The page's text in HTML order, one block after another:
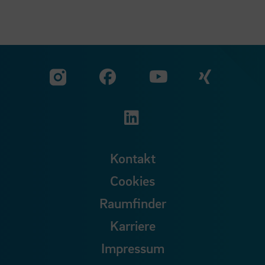
Zu unserer Facebook
Zu
Zu unserer
Kontakt
Cookies
Raumfinder
Karriere
Impressum